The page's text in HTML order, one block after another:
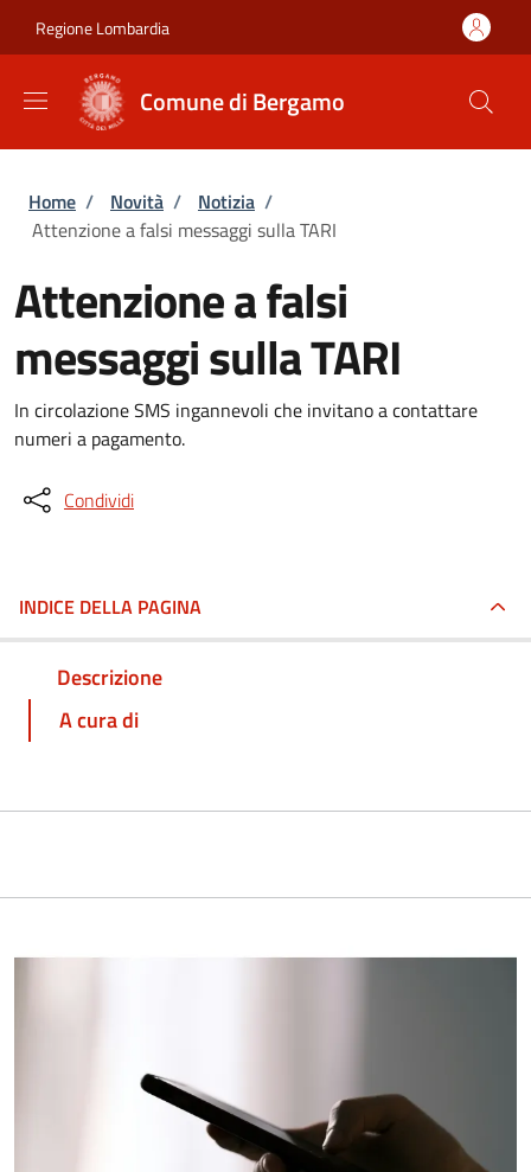
Regione Lombardia
Comune di Bergamo
Briciole di pane
Home / Novità / Notizia /
Attenzione a falsi messaggi sulla TARI
Attenzione a falsi
messaggi sulla TARI
In circolazione SMS ingannevoli che invitano a contattare
numeri a pagamento.
Condividi
INDICE DELLA PAGINA
Descrizione
A cura di